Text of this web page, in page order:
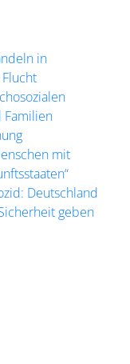
in
Familien
mit
Deutschland
geben